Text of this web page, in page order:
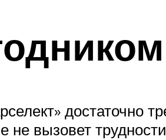
достаточно
вызовет трудности